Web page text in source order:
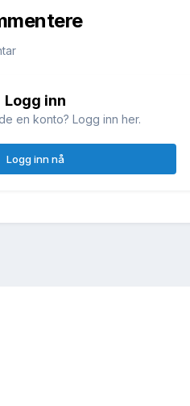
Logg inn
en konto? Logg inn her.
Logg inn nå